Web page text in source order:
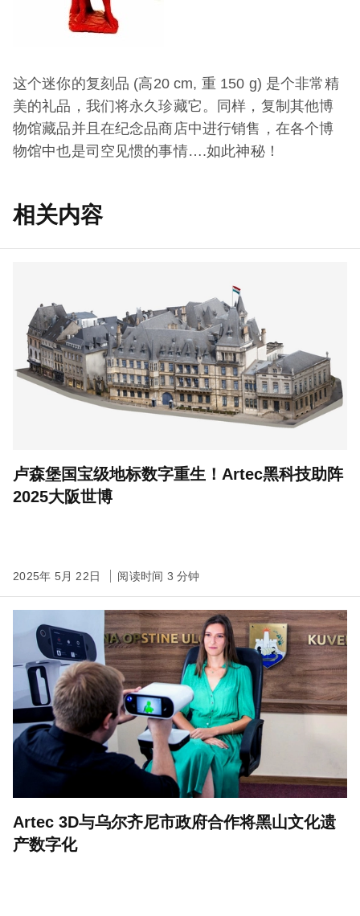
这个迷你的复刻品 (高20 cm, 重 150 g) 是个非常精
美的礼品，我们将永久珍藏它。同样，复制其他博
物馆藏品并且在纪念品商店中进行销售，在各个博
物馆中也是司空见惯的事情….如此神秘！
相关内容
卢森堡国宝级地标数字重生！Artec黑科技助阵
2025大阪世博
2025年 5月 22日 阅读时间 3 分钟
Artec 3D与乌尔齐尼市政府合作将黑山文化遗
产数字化